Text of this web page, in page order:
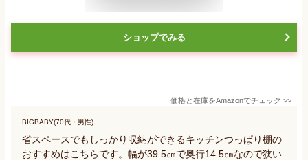
ショップでみる
価格と在庫をAmazonでチェック >>
BIGBABY(70代・男性)
省スペースでもしっかり収納ができるキッチンつっぱり棚の
おすすめはこちらです。幅が39.5㎝で奥行14.5㎝なので狭い